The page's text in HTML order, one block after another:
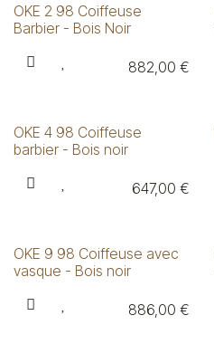
OKE 2 98 Coiffeuse
Barbier - Bois Noir
882,00 €
OKE 4 98 Coiffeuse
barbier - Bois noir
647,00 €
OKE 9 98 Coiffeuse avec
vasque - Bois noir
886,00 €